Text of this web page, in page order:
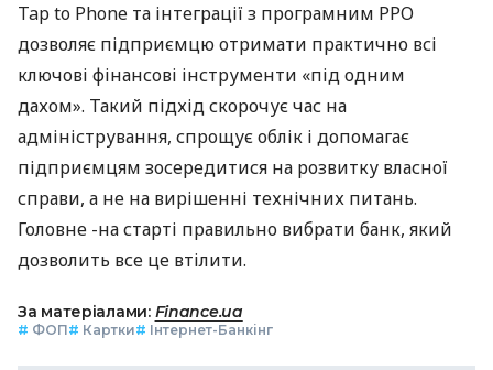
Tap to Phone та інтеграції з програмним РРО
дозволяє підприємцю отримати практично всі
ключові фінансові інструменти «під одним
дахом». Такий підхід скорочує час на
адміністрування, спрощує облік і допомагає
підприємцям зосередитися на розвитку власної
справи, а не на вирішенні технічних питань.
Головне -на старті правильно вибрати банк, який
дозволить все це втілити.
За матеріалами: Finance.ua
# ФОП# Картки# Інтернет-Банкінг